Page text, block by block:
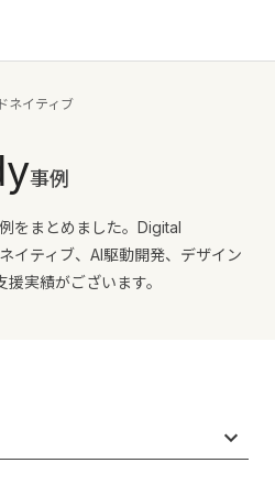
ネイティブ
事例
をまとめました。Digital
イティブ、AI駆動開発、デザイン
実績がございます。